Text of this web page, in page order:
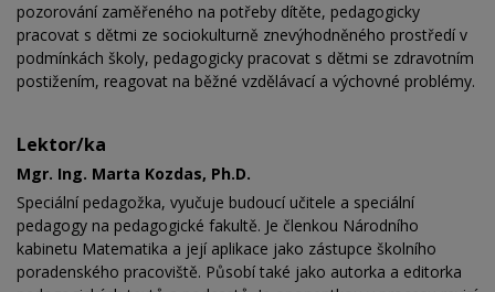
pozorování zaměřeného na potřeby dítěte, pedagogicky
pracovat s dětmi ze sociokulturně znevýhodněného prostředí v
podmínkách školy, pedagogicky pracovat s dětmi se zdravotním
postižením, reagovat na běžné vzdělávací a výchovné problémy.
Lektor/ka
Mgr. Ing. Marta Kozdas, Ph.D.
Speciální pedagožka, vyučuje budoucí učitele a speciální
pedagogy na pedagogické fakultě. Je členkou Národního
kabinetu Matematika a její aplikace jako zástupce školního
poradenského pracoviště. Působí také jako autorka a editorka